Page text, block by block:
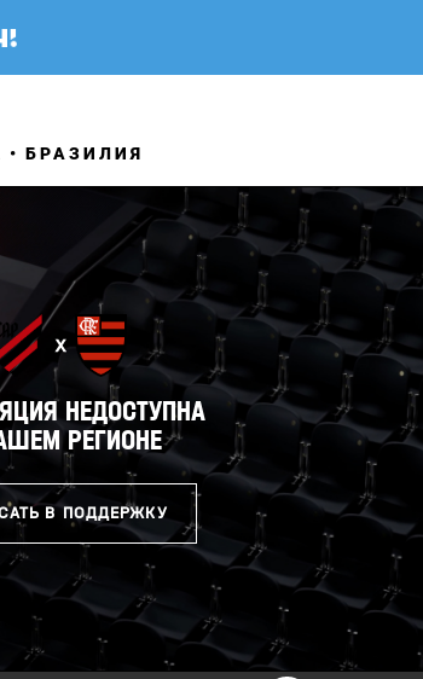
БРАЗИЛИЯ